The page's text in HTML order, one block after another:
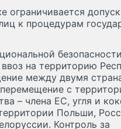
ограничивается допуск
к процедурам
на территорию
между двумя
с
– члена ЕС, угля и
Польши,
Контроль за